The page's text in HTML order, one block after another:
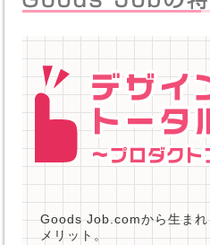
Goods Job.comから生まれ
メリット。